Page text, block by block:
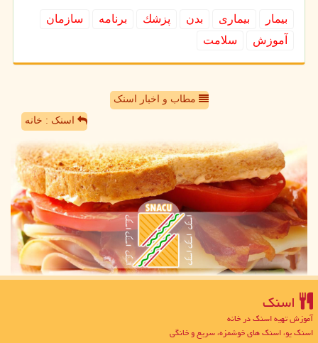
بیمار بیماری بدن پزشك برنامه
سازمان
آموزش
سلامت
مطاب و اخبار اسنک
اسنک : خانه
اسنك
آموزش تهیه اسنک در خانه
اسنک یو، اسنک های خوشمزه، سریع و خانگی